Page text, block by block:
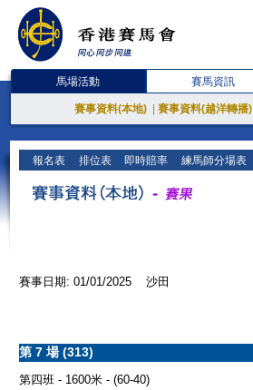
馬場活動 賽馬資訊
賽事資料(本地) 賽事資料(越洋轉播)
報名表 排位表 即時賠率 練馬師分場表
賽事日期: 01/01/2025 沙田
第 7 場 (313)
第四班 - 1600米 - (60-40)